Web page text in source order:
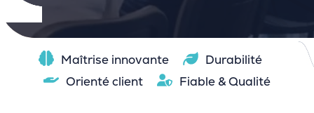
Maîtrise innovante
Durabilité
Orienté client
Fiable & Qualité